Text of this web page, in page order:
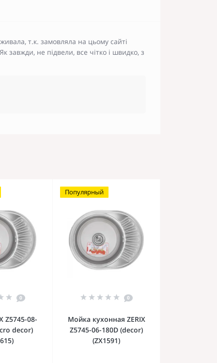
т.к. замовляла на цьому сайті
не підвели, все чітко і швидко, з
0
Z5745-08-
decor)
Популярный
0
Мойка кухонная ZERIX
Z5745-06-180D (decor)
(ZX1591)